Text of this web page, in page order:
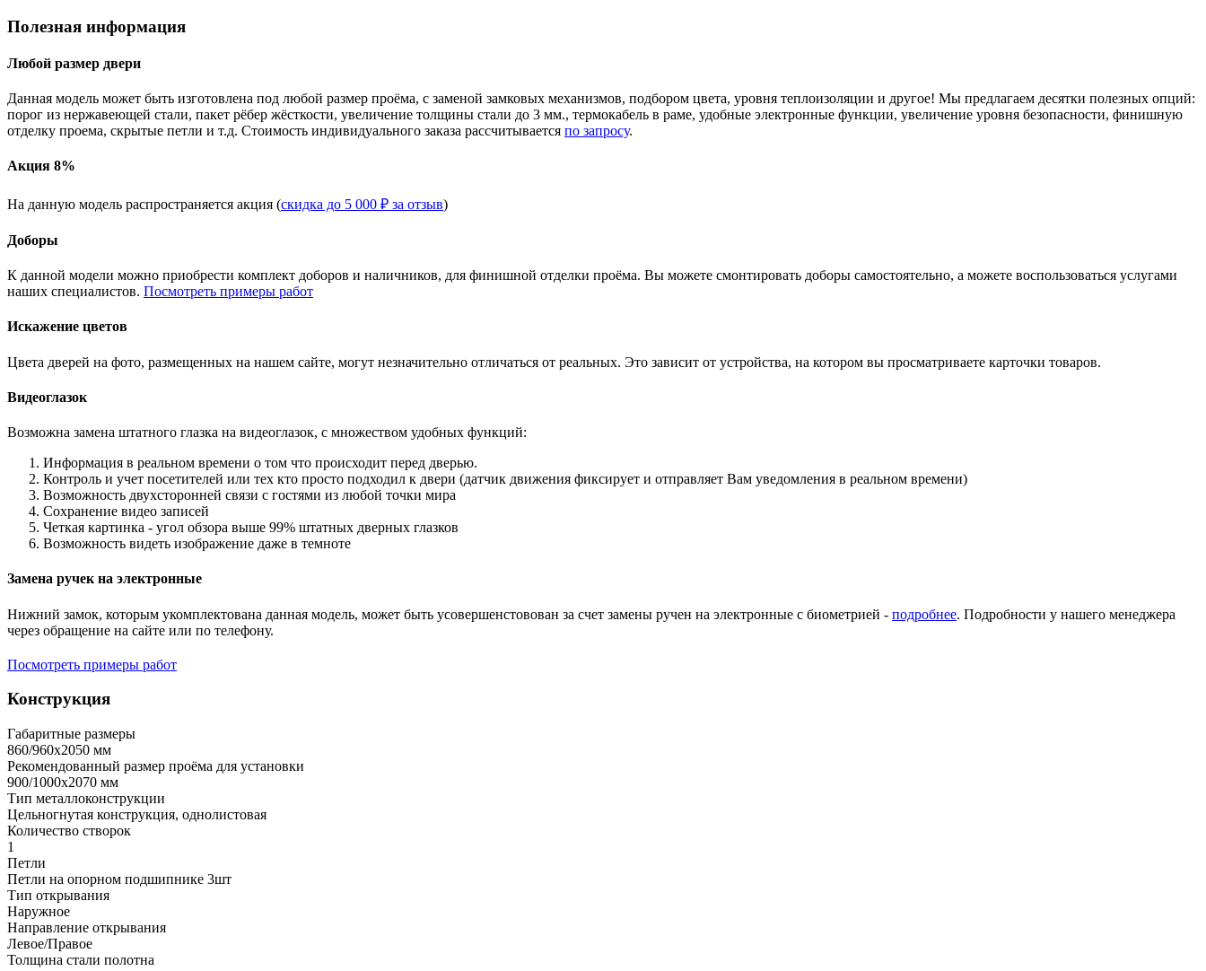
Полезная информация
Любой размер двери
Данная модель может быть изготовлена под любой размер проёма, с заменой замковых механизмов, подбором цвета, уровня теплоизоляции и другое! Мы предлагаем десятки полезных опций:
порог из нержавеющей стали, пакет рёбер жёсткости, увеличение толщины стали до 3 мм., термокабель в раме, удобные электронные функции, увеличение уровня безопасности, финишную
отделку проема, скрытые петли и т.д. Стоимость индивидуального заказа рассчитывается по запросу.
Акция 8%
На данную модель распространяется акция (скидка до 5 000 ₽ за отзыв)
Доборы
К данной модели можно приобрести комплект доборов и наличников, для финишной отделки проёма. Вы можете смонтировать доборы самостоятельно, а можете воспользоваться услугами
наших специалистов. Посмотреть примеры работ
Искажение цветов
Цвета дверей на фото, размещенных на нашем сайте, могут незначительно отличаться от реальных. Это зависит от устройства, на котором вы просматриваете карточки товаров.
Видеоглазок
Возможна замена штатного глазка на видеоглазок, с множеством удобных функций:
Информация в реальном времени о том что происходит перед дверью.
Контроль и учет посетителей или тех кто просто подходил к двери (датчик движения фиксирует и отправляет Вам уведомления в реальном времени)
Возможность двухсторонней связи с гостями из любой точки мира
Сохранение видео записей
Четкая картинка - угол обзора выше 99% штатных дверных глазков
Возможность видеть изображение даже в темноте
Замена ручек на электронные
Нижний замок, которым укомплектована данная модель, может быть усовершенстовован за счет замены ручен на электронные с биометрией - подробнее. Подробности у нашего менеджера
через обращение на сайте или по телефону.
Посмотреть примеры работ
Конструкция
Габаритные размеры
860/960х2050 мм
Рекомендованный размер проёма для установки
900/1000х2070 мм
Тип металлоконструкции
Цельногнутая конструкция, однолистовая
Количество створок
1
Петли
Петли на опорном подшипнике 3шт
Тип открывания
Наружное
Направление открывания
Левое/Правое
Толщина стали полотна